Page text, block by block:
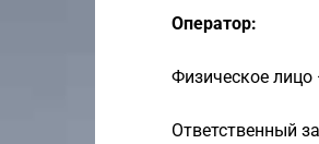
Оператор:
Физическое
Ответственный